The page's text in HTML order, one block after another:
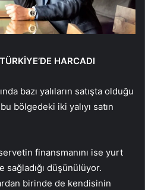
HARCADI
bazı yalıların satışta olduğu
bölgedeki iki yalıyı satın
finansmanını ise yurt
sağladığı düşünülüyor.
birinde de kendisinin